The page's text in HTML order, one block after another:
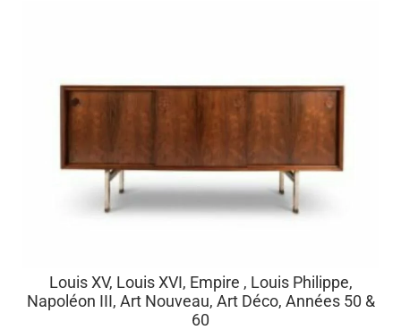
Louis XV, Louis XVI, Empire , Louis Philippe,
Napoléon III, Art Nouveau, Art Déco, Années 50 &
60